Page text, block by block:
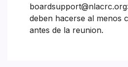
deben hacerse al menos
antes de la reunion.